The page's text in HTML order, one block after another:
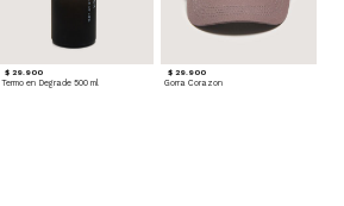
$ 29.900
Termo en Degrade 500 ml
$ 29.900
Gorra Corazon